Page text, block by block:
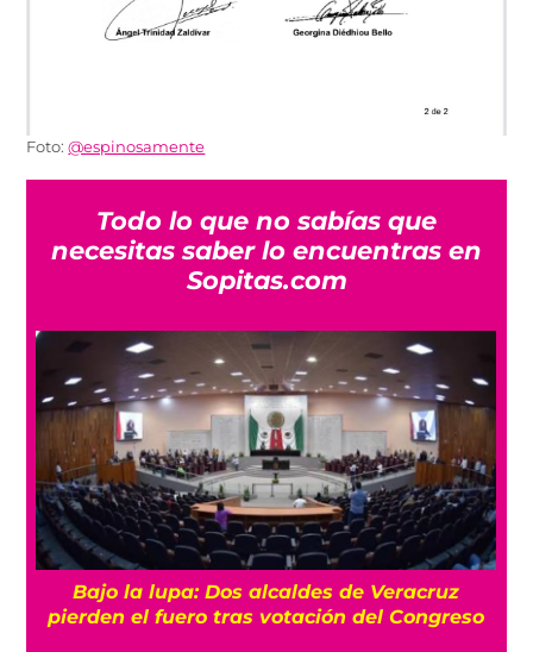
Foto:@espinosamente
Todo lo que no sabías que
necesitas saber lo encuentras en
Sopitas.com
Veracruz
Congreso
Otra vez entre andamios: El AICM
segunda fase de su